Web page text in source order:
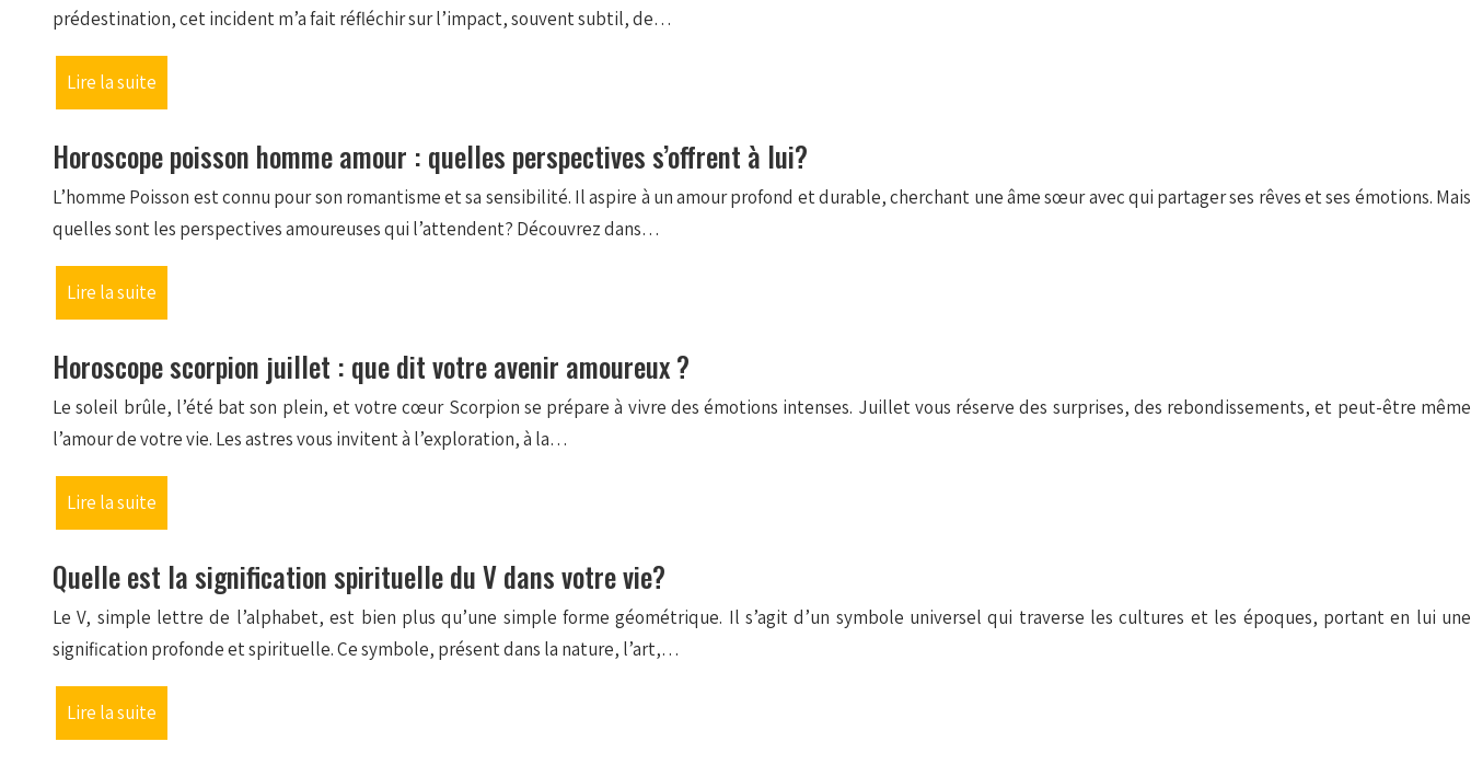
prédestination, cet incident m’a fait réfléchir sur l’impact, souvent subtil, de…
Lire la suite
Horoscope poisson homme amour : quelles perspectives s’offrent à lui?
L’homme Poisson est connu pour son romantisme et sa sensibilité. Il aspire à un amour profond et durable, cherchant une âme sœur avec qui partager ses rêves et ses émotions. Mais
quelles sont les perspectives amoureuses qui l’attendent? Découvrez dans…
Lire la suite
Horoscope scorpion juillet : que dit votre avenir amoureux ?
Le soleil brûle, l’été bat son plein, et votre cœur Scorpion se prépare à vivre des émotions intenses. Juillet vous réserve des surprises, des rebondissements, et peut-être même
l’amour de votre vie. Les astres vous invitent à l’exploration, à la…
Lire la suite
Quelle est la signification spirituelle du V dans votre vie?
Le V, simple lettre de l’alphabet, est bien plus qu’une simple forme géométrique. Il s’agit d’un symbole universel qui traverse les cultures et les époques, portant en lui une
signification profonde et spirituelle. Ce symbole, présent dans la nature, l’art,…
Lire la suite